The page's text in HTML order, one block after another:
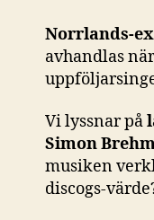
Norrlands-
avhandlas
Vi lyssnar på
Simon
musiken
discogs-